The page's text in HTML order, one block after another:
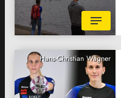
Hans-Christian Wagner